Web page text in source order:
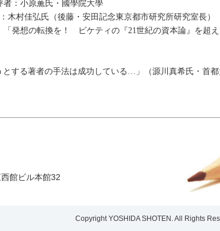
者：小原薫氏・國學院大學
木村佳弘氏（後藤・安田記念東京都市研究所研究室長）
「発想の転換を！ ピケティの『21世紀の資本論』を超
する著者の手法は成功している…」（源川真希氏・首都
館ビル本館32
Copyright YOSHIDA SHOTEN. All Rights